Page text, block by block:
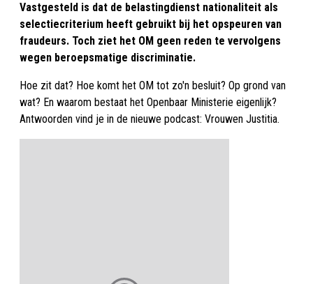
Vastgesteld is dat de belastingdienst nationaliteit als
selectiecriterium heeft gebruikt bij het opspeuren van
fraudeurs. Toch ziet het OM geen reden te vervolgens
wegen beroepsmatige discriminatie.
Hoe zit dat? Hoe komt het OM tot zo'n besluit? Op grond van
wat? En waarom bestaat het Openbaar Ministerie eigenlijk?
Antwoorden vind je in de nieuwe podcast: Vrouwen Justitia.